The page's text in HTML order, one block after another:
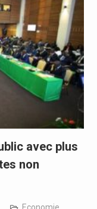
avec plus
non